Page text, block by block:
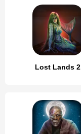
Lost Lands 2